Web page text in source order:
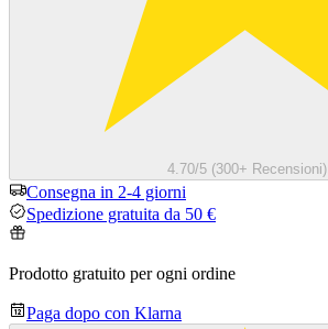
4.70/5 (300+ Recensioni)
Consegna in 2-4 giorni
Spedizione gratuita da 50 €
Prodotto gratuito per ogni ordine
Paga dopo con Klarna